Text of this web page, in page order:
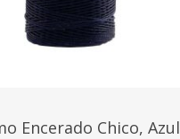
Encerado Chico, Azul